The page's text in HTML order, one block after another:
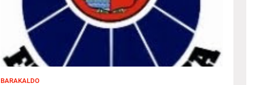
BARAKALDO